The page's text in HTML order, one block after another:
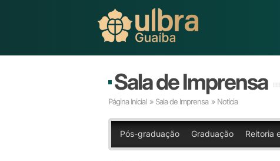
Sala de Imprensa
Página Inicial » Sala de Imprensa » Notícia
Pós-graduação Graduação Reitoria